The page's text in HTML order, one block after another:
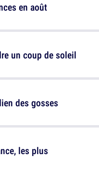
en août
des gosses
un coup de soleil
les plus